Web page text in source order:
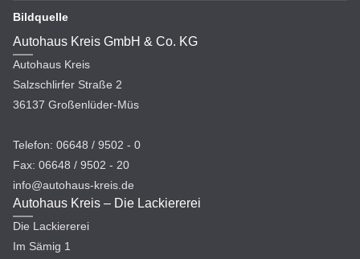
Bildquelle
Autohaus Kreis GmbH & Co. KG
Autohaus Kreis
Salzschlirfer Straße 2
36137 Großenlüder-Müs
Telefon: 06648 / 9502 - 0
Fax: 06648 / 9502 - 20
info@autohaus-kreis.de
Autohaus Kreis – Die Lackiererei
Die Lackiererei
Im Sämig 1